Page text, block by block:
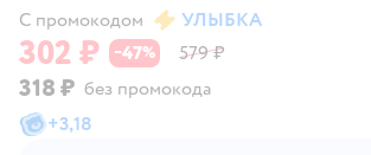
С промокодом УЛЫБКА
302 ₽ −47% 579 ₽
318 ₽ без промокода
+3,18